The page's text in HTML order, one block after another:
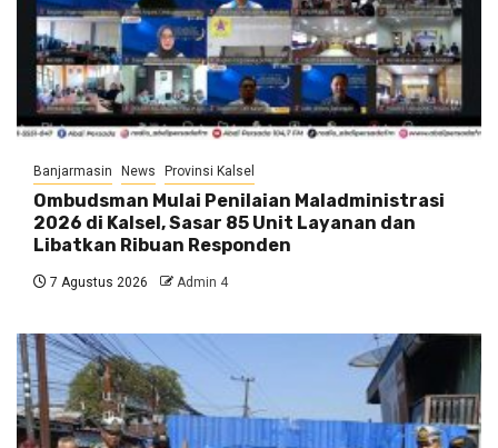
Banjarmasin News Provinsi Kalsel
Ombudsman Mulai Penilaian Maladministrasi
2026 di Kalsel, Sasar 85 Unit Layanan dan
Libatkan Ribuan Responden
7 Agustus 2026 Admin 4